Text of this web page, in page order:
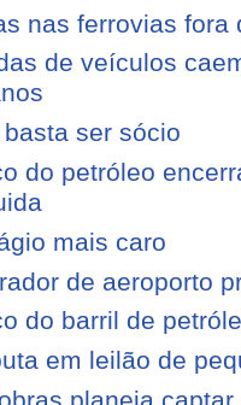
nas ferrovias fora
de veículos
basta ser sócio
do petróleo
mais caro
de aeroporto
do barril de
em leilão de